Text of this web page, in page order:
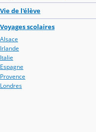
Vie de l'élève
Voyages scolaires
Alsace
Irlande
Italie
Espagne
Provence
Londres